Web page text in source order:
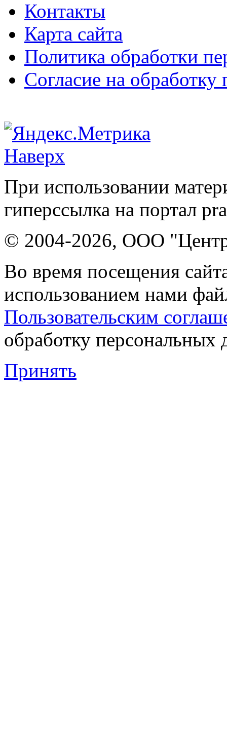
Контакты
Карта сайта
Политика обработки
Согласие на
Наверх
При использовании
гиперссылка на портал
© 2004-2026, ООО "Центр
Во время посещения
использованием нами
Пользовательским
обработку персональных
Принять